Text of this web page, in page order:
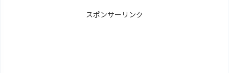
スポンサーリンク